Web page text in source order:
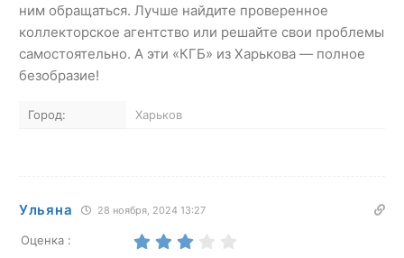
ним обращаться. Лучше найдите проверенное
коллекторское агентство или решайте свои проблемы
самостоятельно. А эти «КГБ» из Харькова — полное
безобразие!
Город: Харьков
Ульяна 28 ноября, 2024 13:27
Оценка :